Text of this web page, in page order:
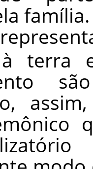
família.
à terra